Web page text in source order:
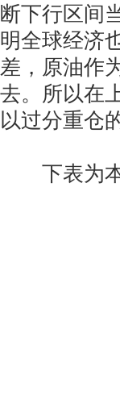
断下行区间
明全球经济
差，原油作
去。所以在
以过分重仓
下表为本